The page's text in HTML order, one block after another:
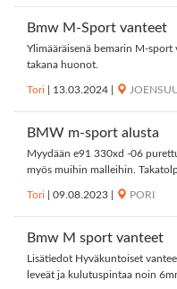
Bmw M-Sport vanteet
Ylimääräisenä bemarin M-sport
takana huonot.
Tori 13.03.2024
BMW m-sport alusta
Myydään e91 330xd -06
myös muihin malleihin.
Tori 09.08.2023 PORI
Bmw M sport vanteet
Lisätiedot Hyväkuntoiset
leveät ja kulutuspintaa noin